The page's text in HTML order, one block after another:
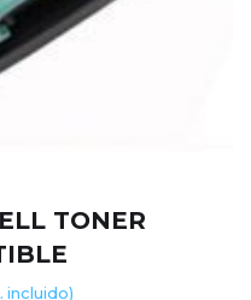
TONER
incluido)